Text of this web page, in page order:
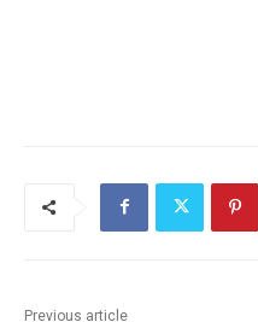
Previous article